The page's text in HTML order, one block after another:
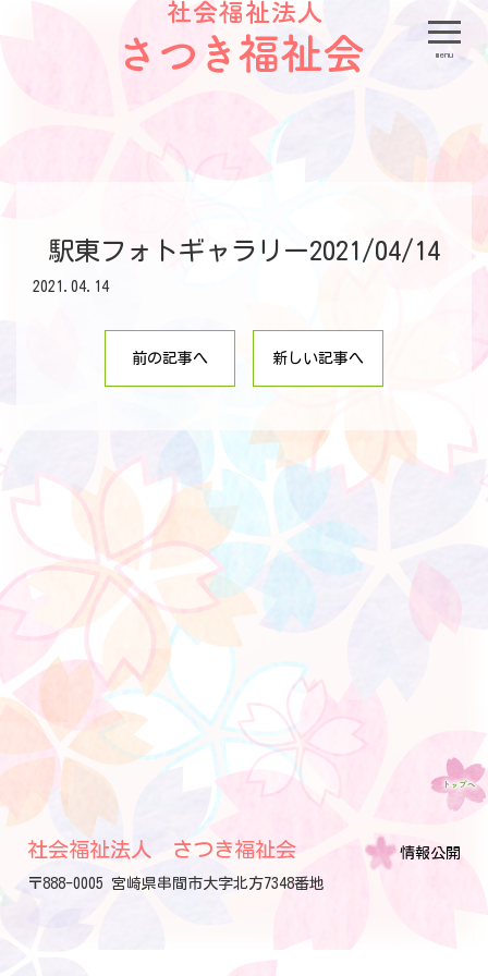
menu
駅東フォトギャラリー2021/04/14
2021.04.14
前の記事へ 新しい記事へ
社会福祉法人 さつき福祉会
〒888-0005 宮崎県串間市大字北方7348番地
情報公開